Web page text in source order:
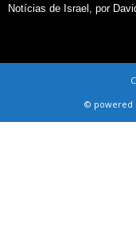
Notícias de Israel, por
© powered